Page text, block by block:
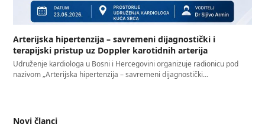
Arterijska hipertenzija – savremeni dijagnostički i
terapijski pristup uz Doppler karotidnih arterija
Udruženje kardiologa u Bosni i Hercegovini organizuje radionicu pod
nazivom „Arterijska hipertenzija – savremeni dijagnostički…
Novi članci